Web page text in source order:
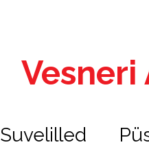
Suvelilled